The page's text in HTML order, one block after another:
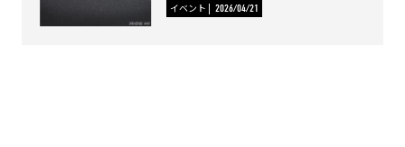
イベント 2026/04/21